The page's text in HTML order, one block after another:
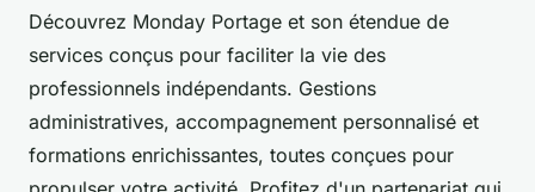
Découvrez Monday Portage et son étendue de
services conçus pour faciliter la vie des
professionnels indépendants. Gestions
administratives, accompagnement personnalisé et
formations enrichissantes, toutes conçues pour